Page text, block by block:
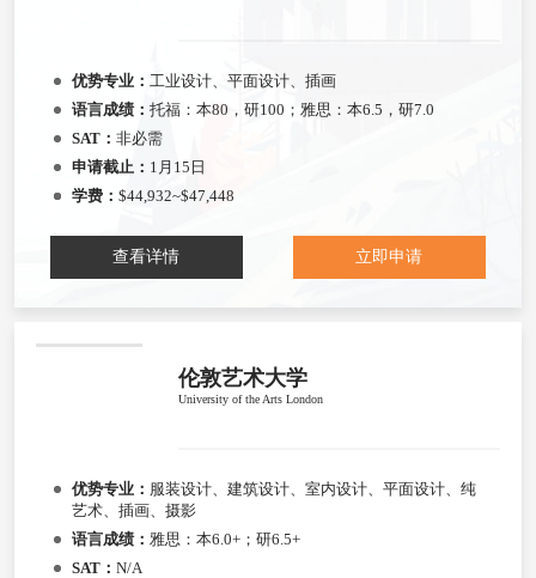
优势专业： 工业设计、平面设计、插画
语言成绩： 托福：本80，研100；雅思：本6.5，研7.0
SAT： 非必需
申请截止： 1月15日
学费： $44,932~$47,448
查看详情 立即申请
伦敦艺术大学
University of the Arts London
优势专业： 服装设计、建筑设计、室内设计、平面设计、纯
艺术、插画、摄影
语言成绩： 雅思：本6.0+；研6.5+
SAT： N/A